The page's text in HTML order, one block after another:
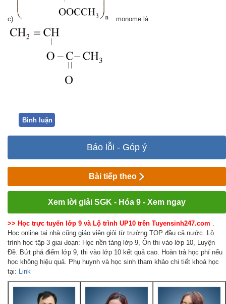
c) monome là
Bình luận
Báo lỗi - Góp ý
Bài tiếp theo
Xem lời giải SGK - Hóa 9 - Xem ngay
>> Học trực tuyến lớp 9 và Lộ trình UP10 trên Tuyensinh247.com .
Học online tại nhà cũng giáo viên giỏi từ trường TOP đầu cả nước. Lộ
trình học tập 3 giai đoạn: Học nền tảng lớp 9, Ôn thi vào lớp 10, Luyện
Đề. Bứt phá điểm lớp 9, thi vào lớp 10 kết quả cao. Hoàn trả học phí nếu
học không hiệu quả. Phụ huynh và học sinh tham khảo chi tiết khoá học
tại: Link